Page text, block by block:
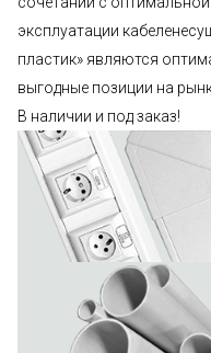
эксплуатации
пластик» являются
выгодные позиции на
В наличии и под заказ!